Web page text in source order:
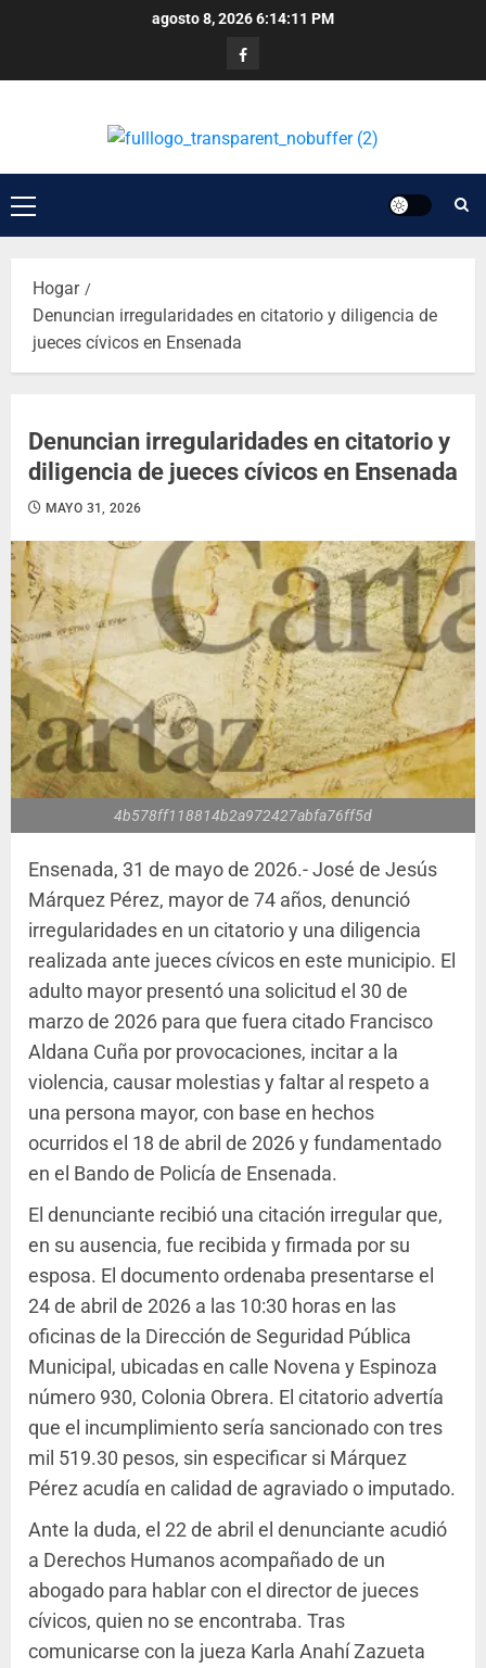
agosto 8, 20266:14:12 PM
Hogar
Denuncian irregularidades en citatorio y diligencia de
jueces cívicos en Ensenada
Denuncian irregularidades en citatorio y
diligencia de jueces cívicos en Ensenada
MAYO 31, 2026
4b578ff118814b2a972427abfa76ff5d
Ensenada, 31 de mayo de 2026.- José de Jesús
Márquez Pérez, mayor de 74 años, denunció
irregularidades en un citatorio y una diligencia
realizada ante jueces cívicos en este municipio. El
adulto mayor presentó una solicitud el 30 de
marzo de 2026 para que fuera citado Francisco
Aldana Cuña por provocaciones, incitar a la
violencia, causar molestias y faltar al respeto a
una persona mayor, con base en hechos
ocurridos el 18 de abril de 2026 y fundamentado
en el Bando de Policía de Ensenada.
El denunciante recibió una citación irregular que,
en su ausencia, fue recibida y firmada por su
esposa. El documento ordenaba presentarse el
24 de abril de 2026 a las 10:30 horas en las
oficinas de la Dirección de Seguridad Pública
Municipal, ubicadas en calle Novena y Espinoza
número 930, Colonia Obrera. El citatorio advertía
que el incumplimiento sería sancionado con tres
mil 519.30 pesos, sin especificar si Márquez
Pérez acudía en calidad de agraviado o imputado.
Ante la duda, el 22 de abril el denunciante acudió
a Derechos Humanos acompañado de un
abogado para hablar con el director de jueces
cívicos, quien no se encontraba. Tras
comunicarse con la jueza Karla Anahí Zazueta